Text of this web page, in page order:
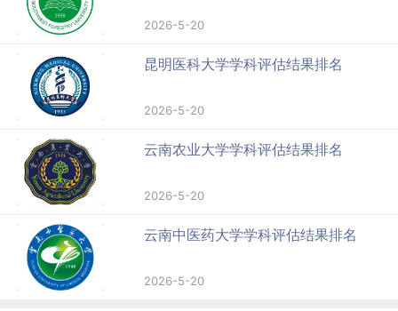
2026-5-20
昆明医科大学学科评估结果排名
2026-5-20
云南农业大学学科评估结果排名
2026-5-20
云南中医药大学学科评估结果排名
2026-5-20